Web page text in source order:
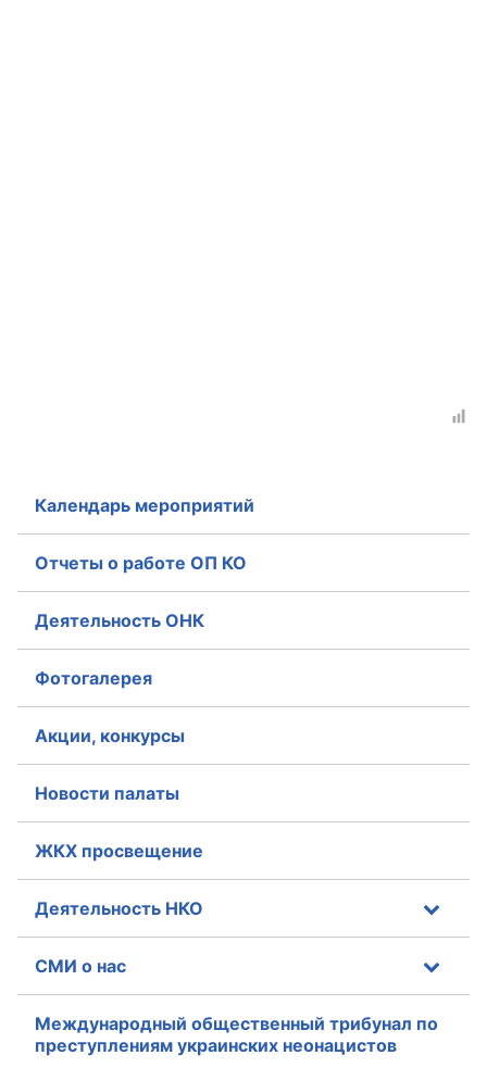
Календарь мероприятий
Отчеты о работе ОП КО
Деятельность ОНК
Фотогалерея
Акции, конкурсы
Новости палаты
ЖКХ просвещение
Деятельность НКО
СМИ о нас
Международный общественный трибунал по
преступлениям украинских неонацистов